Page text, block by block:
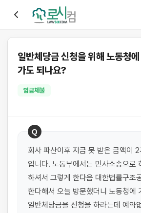
일반체당금 신청을 위해 노동청
가도 되나요?
임금체불
Q
회사 파산이후 지금 못 받은 금액이
입니다. 노동부에서는 민사소송으로
하셔서 그렇게 한다음 대한법률구조
한다해서 오늘 방문했더니 노동청에
일반체당금을 신청을 하라는데 예약